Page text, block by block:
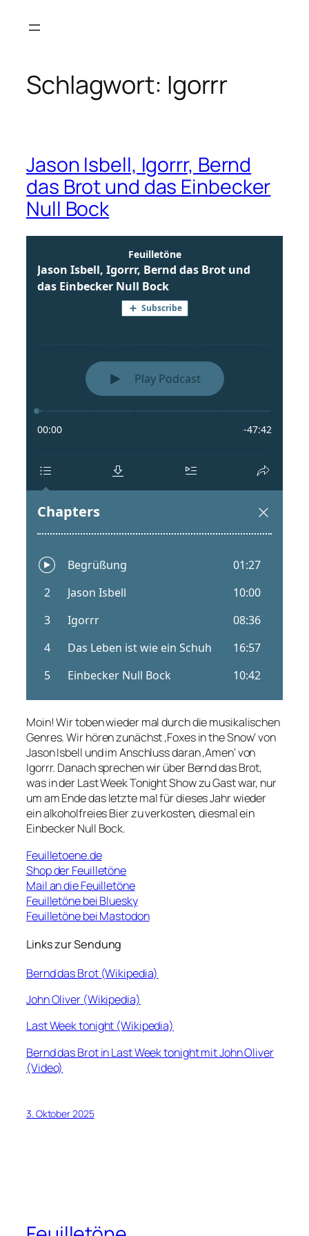
Inhalt
Schlagwort: Igorrr
Jason Isbell, Igorrr, Bernd
das Brot und das Einbecker
Null Bock
Moin! Wir toben wieder mal durch die musikalischen
Genres. Wir hören zunächst ‚Foxes in the Snow‘ von
Jason Isbell und im Anschluss daran ‚Amen‘ von
Igorrr. Danach sprechen wir über Bernd das Brot,
was in der Last Week Tonight Show zu Gast war, nur
um am Ende das letzte mal für dieses Jahr wieder
ein alkoholfreies Bier zu verkosten, diesmal ein
Einbecker Null Bock.
Feuilletoene.de
Shop der Feuilletöne
Mail an die Feuilletöne
Feuilletöne bei Bluesky
Feuilletöne bei Mastodon
Links zur Sendung
Bernd das Brot (Wikipedia)
John Oliver (Wikipedia)
Last Week tonight (Wikipedia)
Bernd das Brot in Last Week tonight mit John Oliver
(Video)
3. Oktober 2025